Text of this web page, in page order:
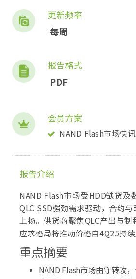
更新频率
每周
报告格式
PDF
会员方案
NAND Flash市场快讯
报告介绍
NAND Flash市场受HDD缺货及
QLC SSD强劲需求驱动，合约
上扬。供货商聚焦QLC产出与
应求格局将推动价格自4Q25持续
重点摘要
NAND Flash市场由守转攻